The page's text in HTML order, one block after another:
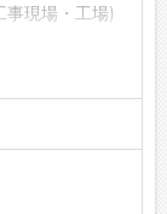
現場・工場)
絡必要)